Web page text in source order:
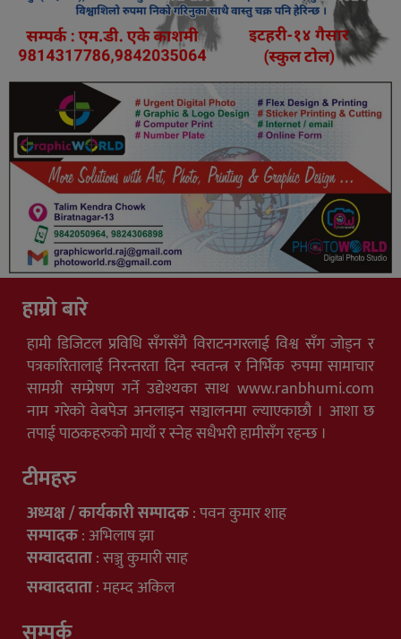
हाम्रो बारे
हामी डिजिटल प्रविधि सँगसँगै विराटनगरलाई विश्व सँग जोड्न र
पत्रकारितालाई निरन्तरता दिन स्वतन्त्र र निर्भिक रुपमा सामाचार
सामग्री सम्प्रेषण गर्ने उद्येश्यका साथ www.ranbhumi.com
नाम गरेको वेबपेज अनलाइन सञ्चालनमा ल्याएकाछौ । आशा छ
तपाई पाठकहरुको मायाँ र स्नेह सधैभरी हामीसँग रहन्छ ।
टीमहरु
अध्यक्ष / कार्यकारी सम्पादक: पवन कुमार शाह
सम्पादक: अभिलाष झा
सम्वाददाता: सञ्जु कुमारी साह
सम्वाददाता: महम्द अकिल